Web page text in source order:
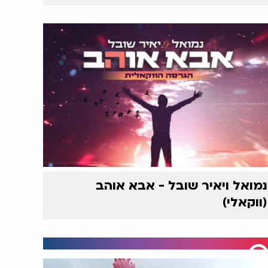
נמואל ויאיר שובל - אבא אוהב
(ווקאלי)